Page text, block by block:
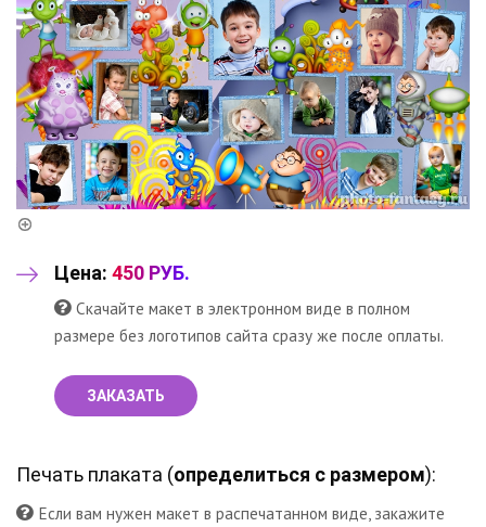
Цена: 450 РУБ.
Скачайте макет в электронном виде в полном
размере без логотипов сайта сразу же после оплаты.
ЗАКАЗАТЬ
Печать плаката (определиться с размером):
Если вам нужен макет в распечатанном виде, закажите